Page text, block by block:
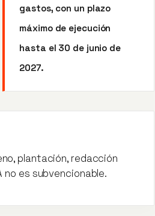
gastos, con un plazo
máximo de ejecución
hasta el 30 de junio de
2027.
plantación, redacción
es subvencionable.